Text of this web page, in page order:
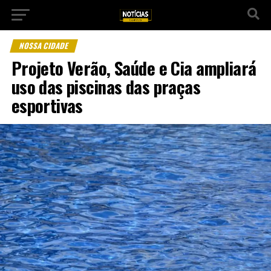
NOSSA CIDADE
Projeto Verão, Saúde e Cia ampliará
uso das piscinas das praças
esportivas